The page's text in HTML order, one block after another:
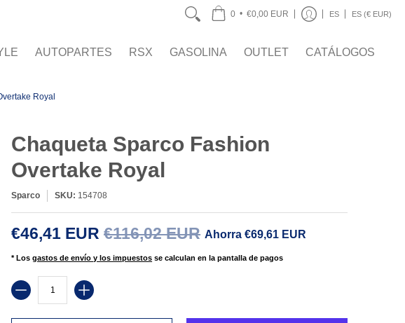
CATÁLOGOS
0 • €0,00 EUR ES ES (€ EUR)
AUTOPARTES RSX GASOLINA OUTLET CATÁLOGOS
Royal
Chaqueta Sparco Fashion
Overtake Royal
Sparco SKU: 154708
€46,41 EUR€116,02 EUR Ahorra €69,61 EUR
* Losgastos de envío y los impuestos se calculan en la pantalla de pagos
Cantidad